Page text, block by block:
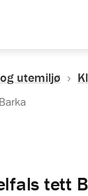
utemiljø
tett